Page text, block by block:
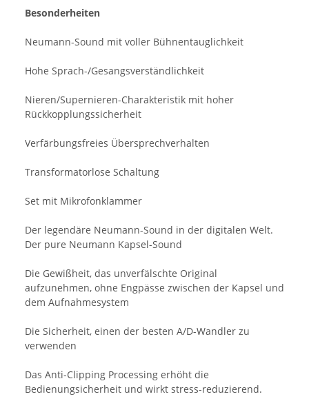
Besonderheiten
Neumann-Sound mit voller Bühnentauglichkeit
Hohe Sprach-/Gesangsverständlichkeit
Nieren/Supernieren-Charakteristik mit hoher
Rückkopplungssicherheit
Verfärbungsfreies Übersprechverhalten
Transformatorlose Schaltung
Set mit Mikrofonklammer
Der legendäre Neumann-Sound in der digitalen Welt.
Der pure Neumann Kapsel-Sound
Die Gewißheit, das unverfälschte Original
aufzunehmen, ohne Engpässe zwischen der Kapsel und
dem Aufnahmesystem
Die Sicherheit, einen der besten A/D-Wandler zu
verwenden
Das Anti-Clipping Processing erhöht die
Bedienungsicherheit und wirkt stress-reduzierend.